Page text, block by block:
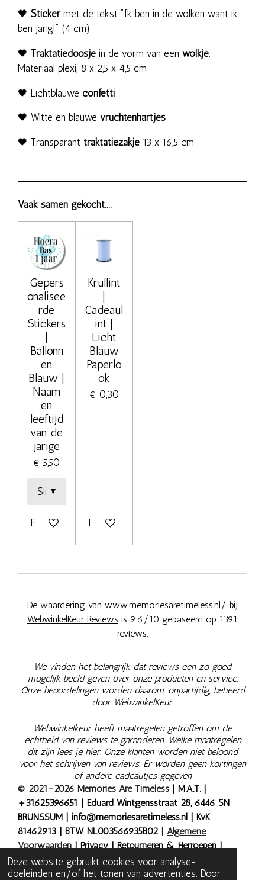
Deze website gebruikt cookies voor analyse-
doeleinden en/of het tonen van advertenties. Door
🖤 Stickermet de tekst "Ik ben in de wolken want ik
ben jarig!" (4 cm)
🖤 Traktatiedoosje in de vorm van een wolkje
Materiaal plexi, 8 x 2,5 x 4,5 cm
🖤 Lichtblauwe confetti
🖤 Witte en blauwe vruchtenhartjes
🖤 Transparant traktatiezakje 13 x 16,5 cm
Vaak samen gekocht....
Gepers
onalisee
rde
Stickers
|
Ballonn
en
Blauw |
Naam
en
leeftijd
van de
jarige
€ 5,50
Bekijk details
Krullint
|
Cadeaul
int |
Licht
Blauw
Paperlo
ok
€ 0,30
In winkelwagen
De waardering van www.memoriesaretimeless.nl/ bij
WebwinkelKeur Reviews is 9.6/10 gebaseerd op 1391
reviews.
We vinden het belangrijk dat reviews een zo goed
mogelijk beeld geven over onze producten en service.
Onze beoordelingen worden daarom, onpartijdig, beheerd
door WebwinkelKeur.
Webwinkelkeur heeft maatregelen getroffen om de
echtheid van reviews te garanderen. Welke maatregelen
dit zijn lees je hier. Onze klanten worden niet beloond
voor het schrijven van reviews. Er worden geen kortingen
of andere cadeautjes gegeven
© 2021-2026 Memories Are Timeless | M.A.T. |
+31625396651 | Eduard Wintgensstraat 28, 6446 SN
BRUNSSUM | info@memoriesaretimeless.nl | KvK
81462913 | BTW NL003566935B02 | Algemene
Voorwaarden|Privacy|Retourneren & Herroepen|
Bestelling herroepen| Onze prijzen zijn inclusief 9% of
21% BTW, tenzij anders aangegeven.